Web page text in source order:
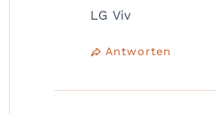
LG Viv
Antworten